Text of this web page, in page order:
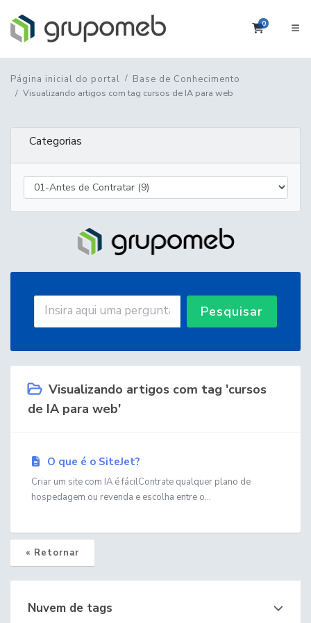
0Carrinho
Página inicial do portal Base de Conhecimento
Visualizando artigos com tag cursos de IA para web
Categorias
Pesquisar
Visualizando artigos com tag 'cursos
de IA para web'
O que é o SiteJet?
Criar um site com IA é fácilContrate qualquer plano de
hospedagem ou revenda e escolha entre o...
« Retornar
Nuvem de tags